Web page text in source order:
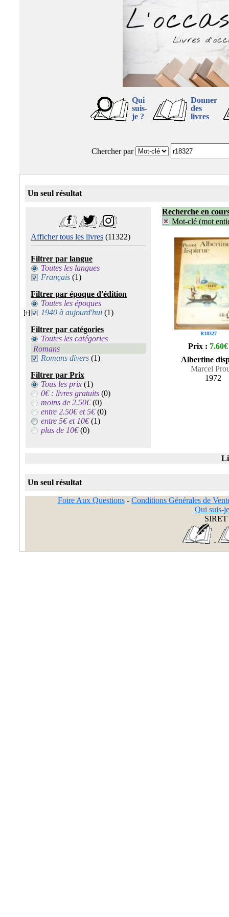
Qui
suis-
je ?
Donner
des
livres
Chercher par
Un seul résultat
Afficher tous les livres (11322)
Filtrer par langue
Toutes les langues
Français (1)
Filtrer par époque d'édition
Toutes les époques
1940 à aujourd'hui (1)
Filtrer par catégories
Toutes les catégories
Romans
Romans divers (1)
Filtrer par Prix
Tous les prix (1)
0€ : livres gratuits (0)
moins de 2.50€(0)
entre 2.50€ et 5€(0)
entre 5€ et 10€(1)
plus de 10€(0)
Recherche en
Mot-clé (mot
R18327
Prix : 7.60€
Albertine
Marcel
1972
Un seul résultat
Foire Aux Questions- Conditions Générales de
Qui suis-
SIRET
-